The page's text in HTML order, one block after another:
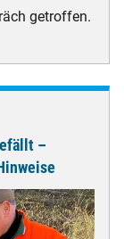
getroffen.
–